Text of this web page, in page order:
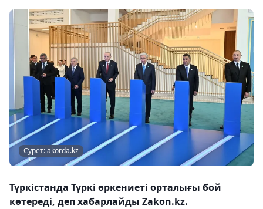
Сурет: akorda.kz
Түркістанда Түркі өркениеті орталығы бой
көтереді, деп хабарлайды Zakon.kz.